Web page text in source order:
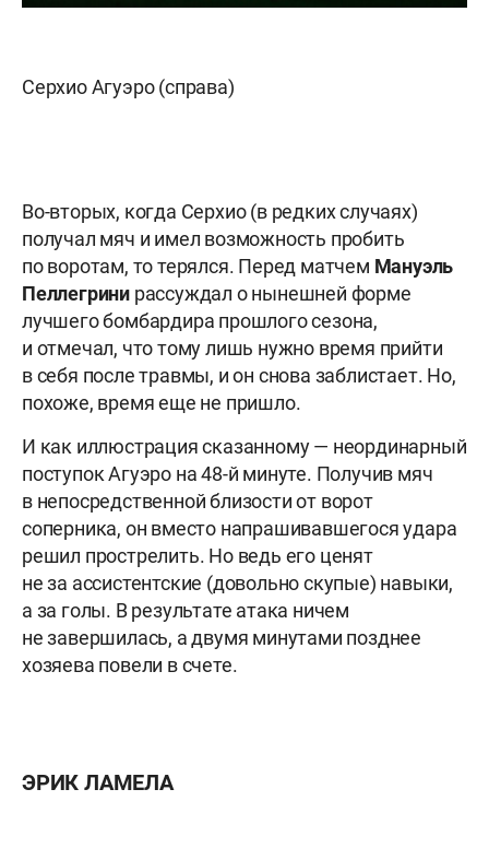
Серхио Агуэро (справа)
Во-вторых, когда Серхио (в редких случаях)
получал мяч и имел возможность пробить
по воротам, то терялся. Перед матчем Мануэль
Пеллегрини рассуждал о нынешней форме
лучшего бомбардира прошлого сезона,
и отмечал, что тому лишь нужно время прийти
в себя после травмы, и он снова заблистает. Но,
похоже, время еще не пришло.
И как иллюстрация сказанному — неординарный
поступок Агуэро на 48-й минуте. Получив мяч
в непосредственной близости от ворот
соперника, он вместо напрашивавшегося удара
решил прострелить. Но ведь его ценят
не за ассистентские (довольно скупые) навыки,
а за голы. В результате атака ничем
не завершилась, а двумя минутами позднее
хозяева повели в счете.
ЭРИК ЛАМЕЛА